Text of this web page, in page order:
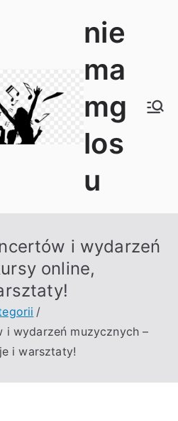
nie
ma
mg
los
u
i wydarzeń
online,
wydarzeń muzycznych –
i warsztaty!